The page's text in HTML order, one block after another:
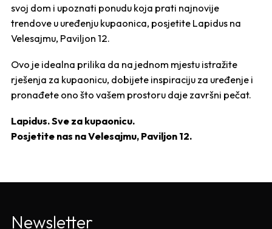
svoj dom i upoznati ponudu koja prati najnovije
trendove u uređenju kupaonica, posjetite Lapidus na
Velesajmu, Paviljon 12.
Ovo je idealna prilika da na jednom mjestu istražite
rješenja za kupaonicu, dobijete inspiraciju za uređenje i
pronađete ono što vašem prostoru daje završni pečat.
Lapidus. Sve za kupaonicu.
Posjetite nas na Velesajmu, Paviljon 12.
Newsletter